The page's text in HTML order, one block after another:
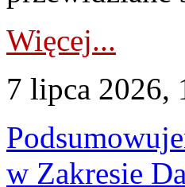
Więcej...
7 lipca 2026,
w Zakresie